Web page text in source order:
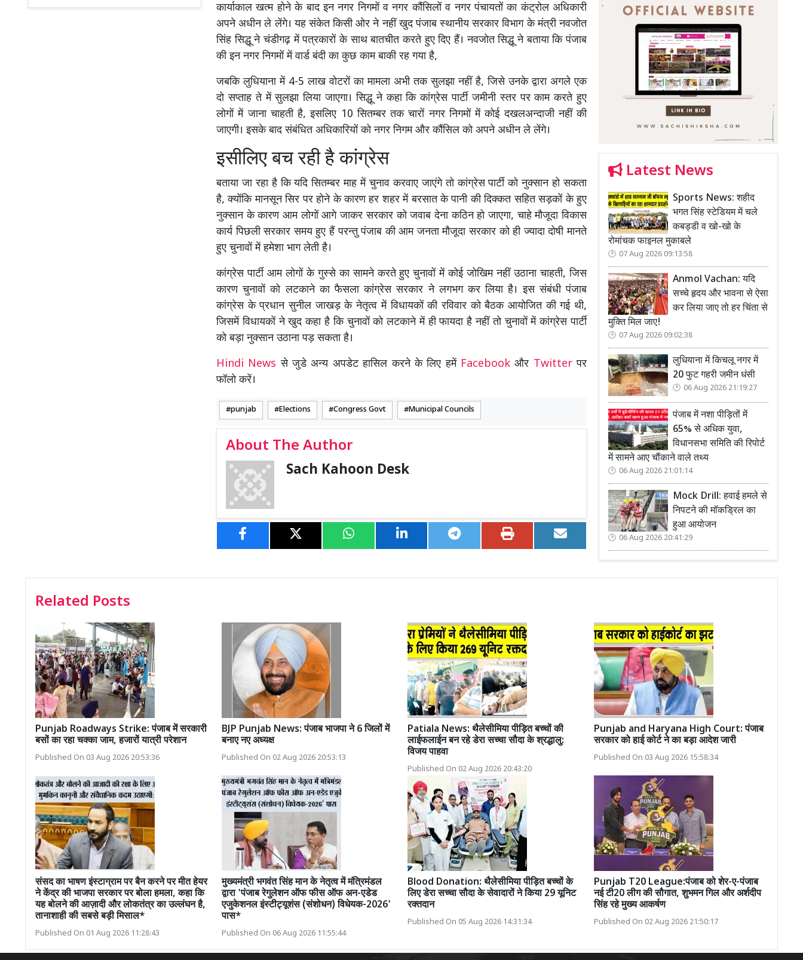
कार्याकाल खत्म होने के बाद इन नगर निगमों व नगर कौंसिलों व नगर पंचायतों का कंट्रोल अधिकारी
अपने अधीन ले लेंगे। यह संकेत किसी ओर ने नहीं खुद पंजाब स्थानीय सरकार विभाग के मंत्री नवजोत
सिंह सिद्धू ने चंडीगढ़ में पत्रकारों के साथ बातचीत करते हुए दिए हैं। नवजोत सिद्धू ने बताया कि पंजाब
की इन नगर निगमों में वार्ड बंदी का कुछ काम बाकी रह गया है,
जबकि लुधियाना में 4-5 लाख वोटरों का मामला अभी तक सुलझा नहीं है, जिसे उनके द्वारा अगले एक
दो सप्ताह ते में सुलझा लिया जाएगा। सिद्धू ने कहा कि कांग्रेस पार्टी जमीनी स्तर पर काम करते हुए
लोगों में जाना चाहती है, इसलिए 10 सितम्बर तक चारों नगर निगमों में कोई दखलअन्दाजी नहीं की
जाएगी। इसके बाद संबंधित अधिकारियों को नगर निगम और कौंसिल को अपने अधीन ले लेंगे।
इसीलिए बच रही है कांग्रेस
बताया जा रहा है कि यदि सितम्बर माह में चुनाव करवाए जाएंगे तो कांग्रेस पार्टी को नुक्सान हो सकता
है, क्योंकि मानसून सिर पर होने के कारण हर शहर में बरसात के पानी की दिक्कत सहित सड़कों के हुए
नुक्सान के कारण आम लोगों आगे जाकर सरकार को जवाब देना कठिन हो जाएगा, चाहे मौजूदा विकास
कार्य पिछली सरकार समय हुए हैं परन्तु पंजाब की आम जनता मौजूदा सरकार को ही ज्यादा दोषी मानते
हुए चुनावों में हमेशा भाग लेती है।
कांग्रेस पार्टी आम लोगों के गुस्से का सामने करते हुए चुनावों में कोई जोखिम नहीं उठाना चाहती, जिस
कारण चुनावों को लटकाने का फैसला कांग्रेस सरकार ने लगभग कर लिया है। इस संबंधी पंजाब
कांग्रेस के प्रधान सुनील जाखड़ के नेतृत्व में विधायकों की रविवार को बैठक आयोजित की गई थी,
जिसमें विधायकों ने खुद कहा है कि चुनावों को लटकाने में ही फायदा है नहीं तो चुनावों में कांग्रेस पार्टी
को बड़ा नुक्सान उठाना पड़ सकता है।
Hindi Newsसे जुडे अन्य अपडेट हासिल करने के लिए हमें Facebookऔर Twitterपर
फॉलो करें।
punjab Elections Congress Govt Municipal Councils
About The Author
Sach Kahoon Desk
Latest News
Sports News: शहीद
भगत सिंह स्टेडियम में चले
कबड्डी व खो-खो के
रोमांचक फाइनल मुकाबले
07 Aug 2026 09:13:58
Anmol Vachan: यदि
सच्चे हृदय और भावना से ऐसा
कर लिया जाए तो हर चिंता से
मुक्ति मिल जाए!
07 Aug 2026 09:02:38
लुधियाना में किचलू नगर में
20 फुट गहरी जमीन धंसी
06 Aug 2026 21:19:27
पंजाब में नशा पीड़ितों में
65% से अधिक युवा,
विधानसभा समिति की रिपोर्ट
में सामने आए चौंकाने वाले तथ्य
06 Aug 2026 21:01:14
Mock Drill: हवाई हमले से
निपटने की मॉकड्रिल का
हुआ आयोजन
06 Aug 2026 20:41:29
Related Posts
Punjab Roadways Strike: पंजाब में सरकारी
बसों का रहा चक्का जाम, हजारों यात्री परेशान
Published On 03 Aug 2026 20:53:36
BJP Punjab News: पंजाब भाजपा ने 6 जिलों में
बनाए नए अध्यक्ष
Published On 02 Aug 2026 20:53:13
Patiala News: थैलेसीमिया पीड़ित बच्चों की
लाईफलाईन बन रहे डेरा सच्चा सौदा के श्रद्धालु:
विजय पाहवा
Published On 02 Aug 2026 20:43:20
Punjab and Haryana High Court: पंजाब
सरकार को हाई कोर्ट ने का बड़ा आदेश जारी
Published On 03 Aug 2026 15:58:34
संसद का भाषण इंस्टाग्राम पर बैन करने पर मीत हेयर
ने केंद्र की भाजपा सरकार पर बोला हमला, कहा कि
यह बोलने की आज़ादी और लोकतंत्र का उल्लंघन है,
तानाशाही की सबसे बड़ी मिसाल*
Published On 01 Aug 2026 11:28:43
मुख्यमंत्री भगवंत सिंह मान के नेतृत्व में मंत्रिमंडल
द्वारा 'पंजाब रेगुलेशन ऑफ फीस ऑफ अन-एडेड
एजुकेशनल इंस्टीट्यूशंस (संशोधन) विधेयक-2026'
पास*
Published On 06 Aug 2026 11:55:44
Blood Donation: थैलेसीमिया पीड़ित बच्चों के
लिए डेरा सच्चा सौदा के सेवादारों ने किया 29 यूनिट
रक्तदान
Published On 05 Aug 2026 14:31:34
Punjab T20 League:पंजाब को शेर-ए-पंजाब
नई टी20 लीग की सौगात, शुभमन गिल और अर्शदीप
सिंह रहे मुख्य आकर्षण
Published On 02 Aug 2026 21:50:17